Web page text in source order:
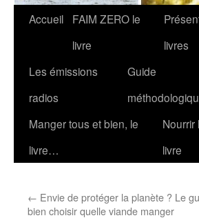
Accueil
FAIM ZERO le
livre
livres
Les émissions
radios
Guide
Manger tous et bien, le
livre…
Nourrir
livre
← Envie de protéger la planète ? Le
bien choisir quelle viande manger